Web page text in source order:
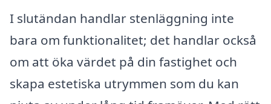
I slutändan handlar stenläggning inte
bara om funktionalitet; det handlar också
om att öka värdet på din fastighet och
skapa estetiska utrymmen som du kan